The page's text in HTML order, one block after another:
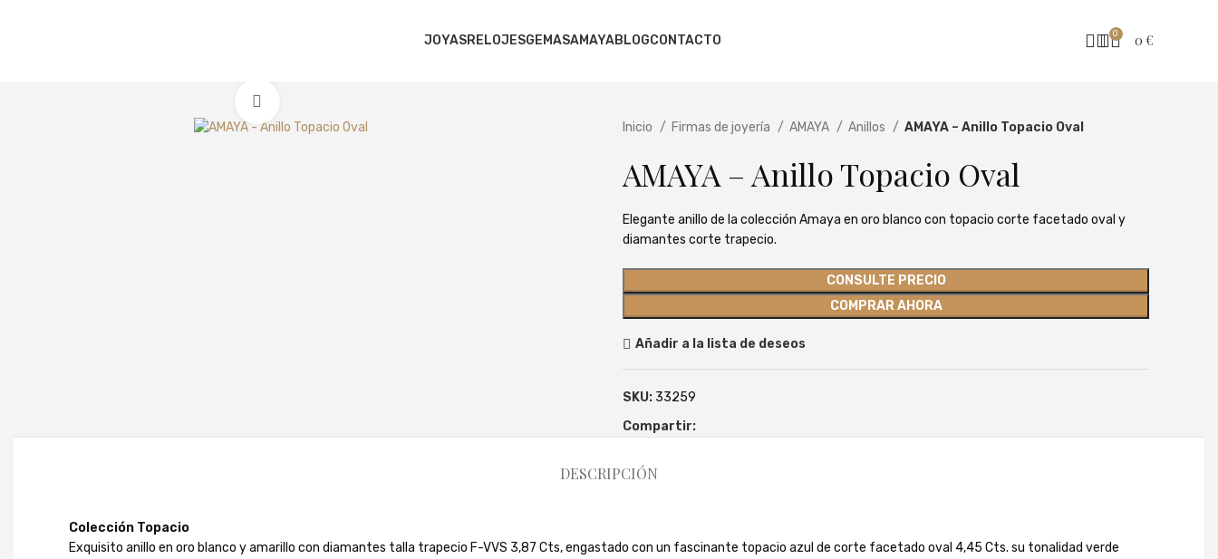
JOYASRELOJESGEMASAMAYABLOGCONTACTO 0 0 €
Inicio Firmas de joyería AMAYA Anillos AMAYA – Anillo Topacio Oval
AMAYA – Anillo Topacio Oval
Elegante anillo de la colección Amaya en oro blanco con topacio corte facetado oval y
diamantes corte trapecio.
CONSULTE PRECIO
COMPRAR AHORA
Añadir a la lista de deseos
SKU: 33259
Compartir:
DESCRIPCIÓN
Colección Topacio
Exquisito anillo en oro blanco y amarillo con diamantes talla trapecio F-VVS 3,87 Cts, engastado con un fascinante topacio azul de corte facetado oval 4,45 Cts. su tonalidad verde